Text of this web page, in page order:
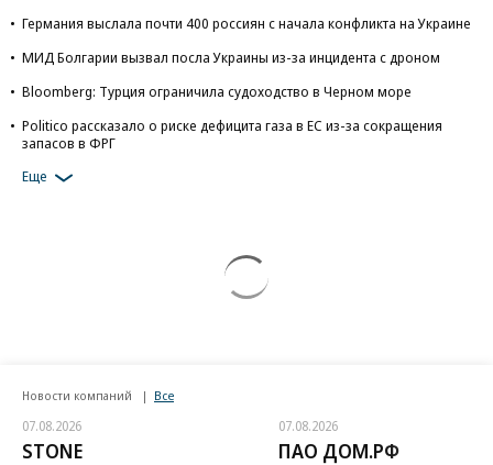
Германия выслала почти 400 россиян с начала конфликта на Украине
МИД Болгарии вызвал посла Украины из-за инцидента с дроном
Bloomberg: Турция ограничила судоходство в Черном море
Politico рассказало о риске дефицита газа в ЕС из-за сокращения
запасов в ФРГ
Еще
Новости компаний Все
07.08.2026
STONE
07.08.2026
ПАО ДОМ.РФ